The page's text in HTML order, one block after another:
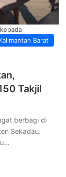
Barat
Takjil
berbagi di
Sekadau.